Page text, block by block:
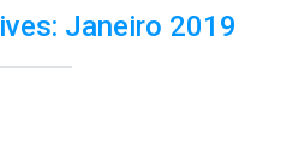
Janeiro 2019